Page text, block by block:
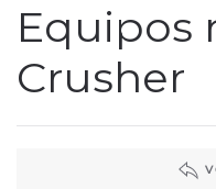
Equipos
Crusher